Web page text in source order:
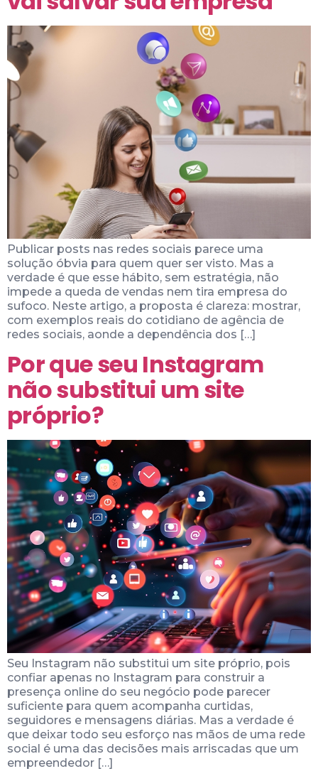
Publicar posts nas redes sociais parece uma
solução óbvia para quem quer ser visto. Mas a
verdade é que esse hábito, sem estratégia, não
impede a queda de vendas nem tira empresa do
sufoco. Neste artigo, a proposta é clareza: mostrar,
com exemplos reais do cotidiano de agência de
redes sociais, aonde a dependência dos […]
Por que seu Instagram
não substitui um site
próprio?
Seu Instagram não substitui um site próprio, pois
confiar apenas no Instagram para construir a
presença online do seu negócio pode parecer
suficiente para quem acompanha curtidas,
seguidores e mensagens diárias. Mas a verdade é
que deixar todo seu esforço nas mãos de uma rede
social é uma das decisões mais arriscadas que um
empreendedor […]